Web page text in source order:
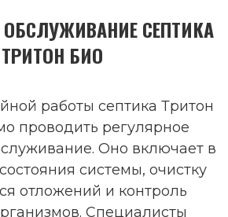
ОБСЛУЖИВАНИЕ СЕПТИКА
ТРИТОН БИО
работы септика Тритон
проводить регулярное
Оно включает в
системы, очистку
отложений и контроль
Специалисты